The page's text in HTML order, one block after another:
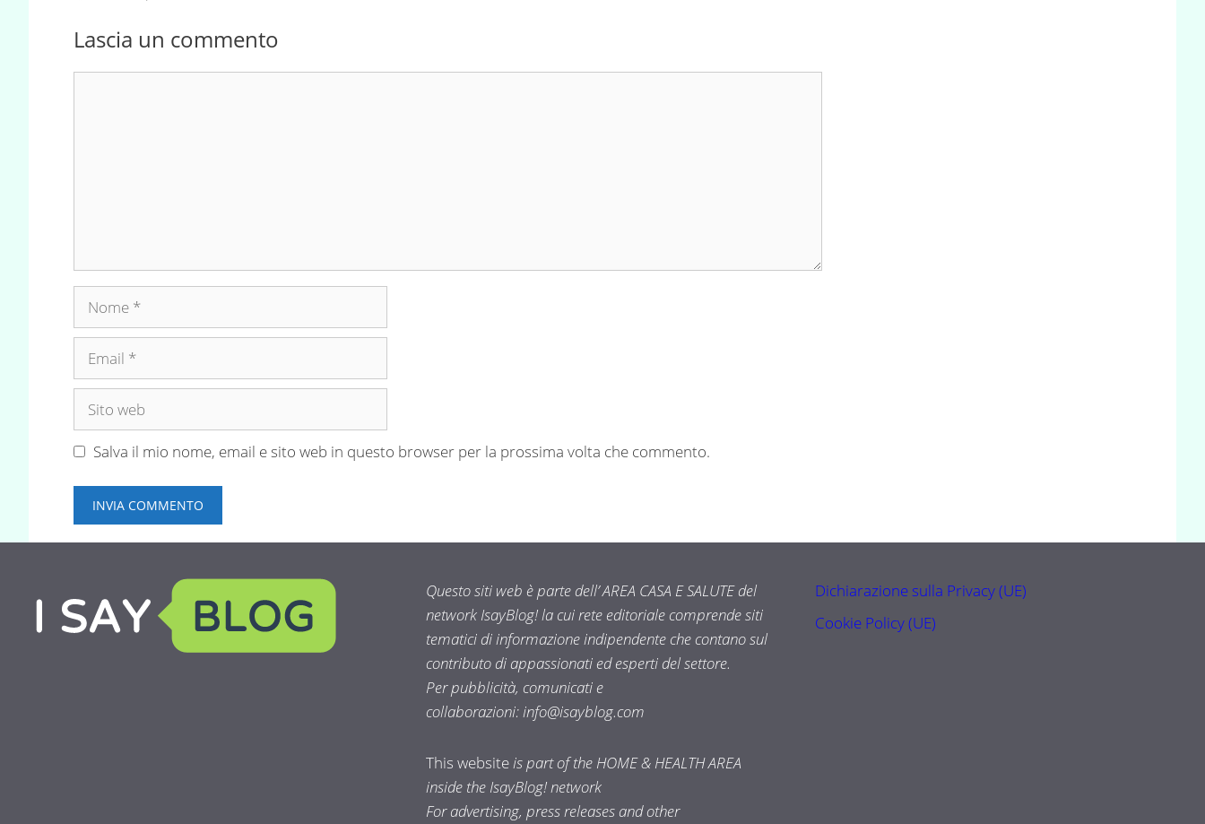
Lascia un commento
Nome
Email
Sito
Salva il mio nome, email e sito web in questo browser per la prossima volta che commento.
Questo siti web è parte dell’ AREA CASA E SALUTE del
network IsayBlog! la cui rete editoriale comprende siti
tematici di informazione indipendente che contano sul
contributo di appassionati ed esperti del settore.
Per pubblicità, comunicati e
collaborazioni:info@isayblog.com
This websiteis part of the HOME & HEALTH AREA
inside the IsayBlog! network
For advertising, press releases and other
Dichiarazione sulla Privacy (UE)
Cookie Policy (UE)